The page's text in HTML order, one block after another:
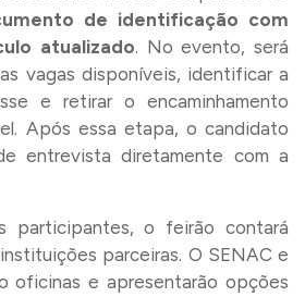
de identificação com
atualizado. No evento, será
vagas disponíveis, identificar a
e retirar o encaminhamento
Após essa etapa, o candidato
entrevista diretamente com a
participantes, o feirão contará
parceiras. O SENAC e
oficinas e apresentarão opções